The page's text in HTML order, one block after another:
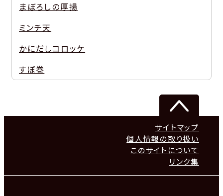
まぼろしの厚揚
ミンチ天
かにだしコロッケ
すぼ巻
サイトマップ
個人情報の取り扱い
このサイトについて
リンク集